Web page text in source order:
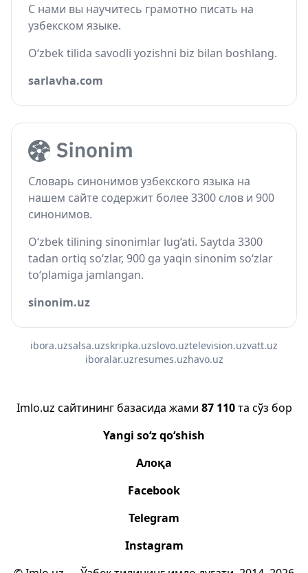
С нами вы научитесь грамотно писать на
узбекском языке.
O‘zbek tilida savodli yozishni biz bilan boshlang.
sarlavha.com
Словарь синонимов узбекского языка на
нашем сайте содержит более 3300 слов и 900
синонимов.
O‘zbek tilining sinonimlar lug‘ati. Saytda 3300
tadan ortiq so‘zlar, 900 ga yaqin sinonim so‘zlar
to‘plamiga jamlangan.
sinonim.uz
ibora.uzsalsa.uzskripka.uzslovo.uztelevision.uzvatt.uz
iboralar.uzresumes.uzhavo.uz
Imlo.uz сайтининг базасида жами 87 110та сўз бор
Yangi so‘z qo‘shish
Алоқа
Facebook
Telegram
Instagram